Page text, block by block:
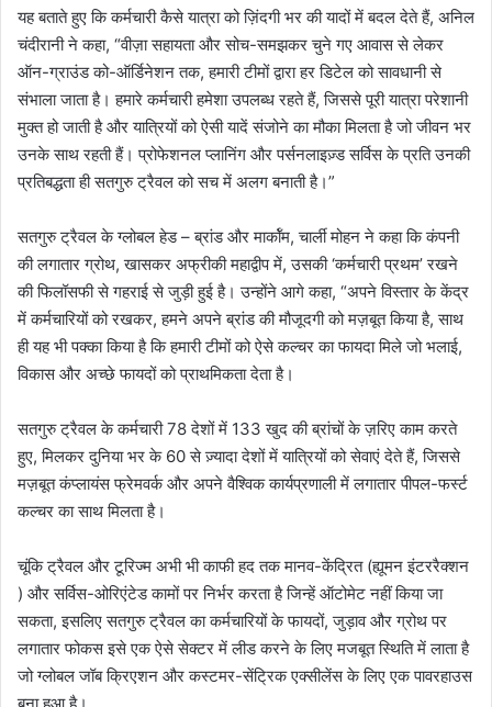
यह बताते हुए कि कर्मचारी कैसे यात्रा को ज़िंदगी भर की यादों में बदल देते हैं, अनिल
चंदीरानी ने कहा, “वीज़ा सहायता और सोच-समझकर चुने गए आवास से लेकर
ऑन-ग्राउंड को-ऑर्डिनेशन तक, हमारी टीमों द्वारा हर डिटेल को सावधानी से
संभाला जाता है। हमारे कर्मचारी हमेशा उपलब्ध रहते हैं, जिससे पूरी यात्रा परेशानी
मुक्त हो जाती है और यात्रियों को ऐसी यादें संजोने का मौका मिलता है जो जीवन भर
उनके साथ रहती हैं। प्रोफेशनल प्लानिंग और पर्सनलाइज़्ड सर्विस के प्रति उनकी
प्रतिबद्धता ही सतगुरु ट्रैवल को सच में अलग बनाती है।”
सतगुरु ट्रैवल के ग्लोबल हेड – ब्रांड और मार्कॉम, चार्ली मोहन ने कहा कि कंपनी
की लगातार ग्रोथ, खासकर अफ्रीकी महाद्वीप में, उसकी ‘कर्मचारी प्रथम’ रखने
की फिलॉसफी से गहराई से जुड़ी हुई है। उन्होंने आगे कहा, “अपने विस्तार के केंद्र
में कर्मचारियों को रखकर, हमने अपने ब्रांड की मौजूदगी को मज़बूत किया है, साथ
ही यह भी पक्का किया है कि हमारी टीमों को ऐसे कल्चर का फायदा मिले जो भलाई,
विकास और अच्छे फायदों को प्राथमिकता देता है।
सतगुरु ट्रैवल के कर्मचारी 78 देशों में 133 खुद की ब्रांचों के ज़रिए काम करते
हुए, मिलकर दुनिया भर के 60 से ज़्यादा देशों में यात्रियों को सेवाएं देते हैं, जिससे
मज़बूत कंप्लायंस फ्रेमवर्क और अपने वैश्विक कार्यप्रणाली में लगातार पीपल-फर्स्ट
कल्चर का साथ मिलता है।
चूंकि ट्रैवल और टूरिज्म अभी भी काफी हद तक मानव-केंद्रित (ह्यूमन इंटररैक्शन
) और सर्विस-ओरिएंटेड कामों पर निर्भर करता है जिन्हें ऑटोमेट नहीं किया जा
सकता, इसलिए सतगुरु ट्रैवल का कर्मचारियों के फायदों, जुड़ाव और ग्रोथ पर
लगातार फोकस इसे एक ऐसे सेक्टर में लीड करने के लिए मजबूत स्थिति में लाता है
जो ग्लोबल जॉब क्रिएशन और कस्टमर-सेंट्रिक एक्सीलेंस के लिए एक पावरहाउस